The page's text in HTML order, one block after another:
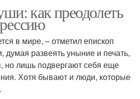
как преодолеть
в мире, – отметил епископ
развеять уныние и печать,
но лишь подвергают себя еще
Хотя бывают и люди, которые